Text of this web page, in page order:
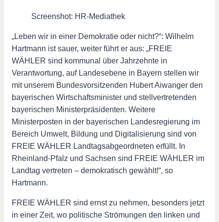
Screenshot: HR-Mediathek
„Leben wir in einer Demokratie oder nicht?“: Wilhelm
Hartmann ist sauer, weiter führt er aus: „FREIE
WÄHLER sind kommunal über Jahrzehnte in
Verantwortung, auf Landesebene in Bayern stellen wir
mit unserem Bundesvorsitzenden Hubert Aiwanger den
bayerischen Wirtschaftsminister und stellvertretenden
bayerischen Ministerpräsidenten. Weitere
Ministerposten in der bayerischen Landesregierung im
Bereich Umwelt, Bildung und Digitalisierung sind von
FREIE WÄHLER Landtagsabgeordneten erfüllt. In
Rheinland-Pfalz und Sachsen sind FREIE WÄHLER im
Landtag vertreten – demokratisch gewählt!“, so
Hartmann.
FREIE WÄHLER sind ernst zu nehmen, besonders jetzt
in einer Zeit, wo politische Strömungen den linken und